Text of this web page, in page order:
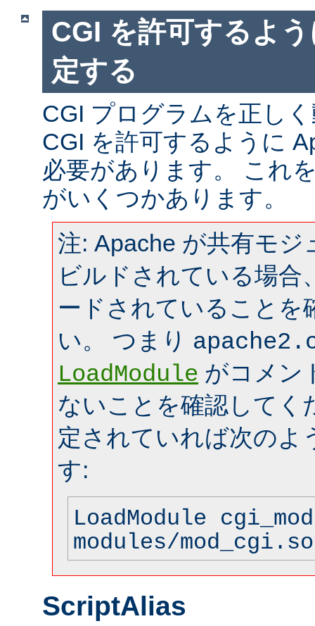
CGI を許可するよ
定する
CGI プログラムを正し
CGI を許可するように
必要があります。 これ
がいくつかあります。
注: Apache が共有モジ
ビルドされている場合
ードされていることを
い。 つまり
LoadModule がコメン
ないことを確認してく
定されていれば次のよ
す:
LoadModule
modules/mod_cgi.so
ScriptAlias